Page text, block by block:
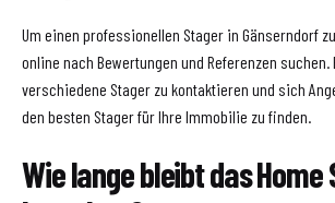
Um einen professionellen Stager in Gänserndorf
online nach Bewertungen und Referenzen
verschiedene Stager zu kontaktieren und sich
den besten Stager für Ihre Immobilie zu finden.
Wie lange bleibt das Home